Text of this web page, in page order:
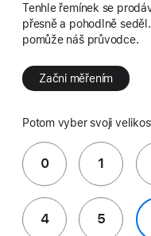
Tenhle řemínek se
přesně a pohodlně
pomůže náš průvodce.
Začni měřením
Potom vyber svoji
0 1
4 5